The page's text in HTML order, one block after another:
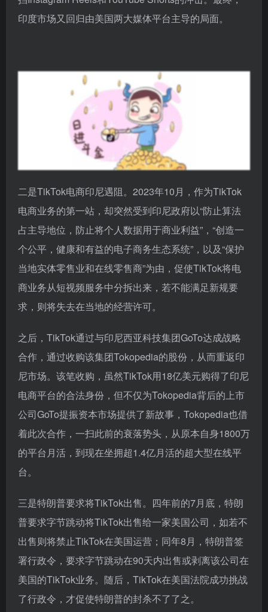
随后，MX TakaTak、Josh、Chin gari等一大批“平替版”
TikTok如雨后春笋般上线。
速坠落，收入下降、大幅裁员，甚至需要靠合并，来抵
挡Instagram Reels和YouTube Shorts的冲击。最终，
印度市场又回归由美国两大媒体平台主导的局面。
二是TikTok电商印尼遇阻。2023年10月，作为TikTok
电商业务的第一站，却突然受到印尼政府以“防止算法
个公平，健康和有益的电子商务生态系统”，以及“保护
当地实体零售业和在线零售商”为由，促使TikTok将电
商业务从短视频服务中分拆出来，若不能满足新规要
求，则将失去在当地的经营许可。
之后，TikTok通过与印尼西亚科技集团GoTo达成战略
合作，通过收购该集团Tokopedia的股份，从而重返印
尼市场。该笔收购，虽然TikTok用18亿美元购得了印尼
公司GoTo提振资本市场提供了新故事，Tokopedia也借
着此次合作，一扫此前的衰落势头，从原本自身1800万
的平台月活，到现在坐拥超1.4亿月活的超大型在线平
台。
三是特朗普要求将TikTok出售。四年前的7月底，特朗